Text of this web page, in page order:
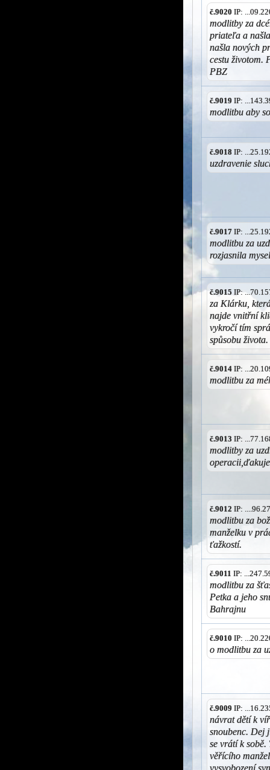
č.9020 IP:
modlitby za
priateľa a
našla nových
cestu životom.
PBZ
č.9019 IP:
modlitbu aby
č.9018 IP:
uzdravenie
č.9017 IP:
modlitbu za
rozjasnila
č.9015 IP:
za Klárku,
najde vnitřní
vykročí tím
spůsobu života.
č.9014 IP:
modlitbu za
č.9013 IP:
modlitby za
č.9012 IP:
modlitbu za
manželku v
ťažkostí.
č.9011 IP:
modlitbu za
Petka a jeho
Bahrajnu
č.9010 IP:
o modlitbu za
č.9009 IP:
návrat dětí k
snoubenc. Dej
se vrátí k sobě.
věřícího